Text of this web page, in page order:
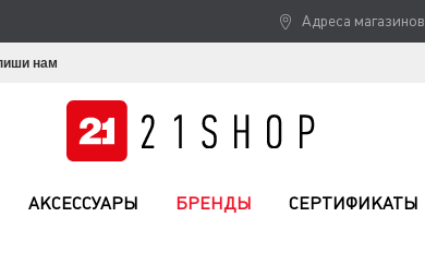
Адреса магазинов
нам
АКСЕССУАРЫ БРЕНДЫ СЕРТИФИКАТЫ